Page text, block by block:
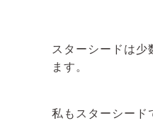
スターシードは少
ます。
私もスターシード